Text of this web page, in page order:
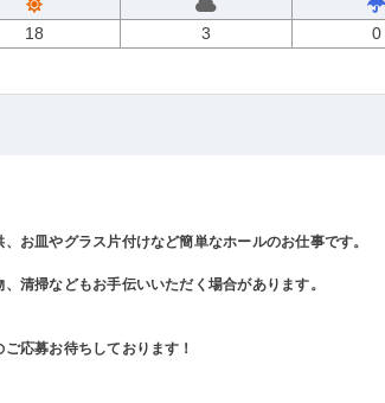
18 3 0
お皿やグラス片付けなど簡単なホールのお仕事です。
清掃などもお手伝いいただく場合があります。
応募お待ちしております！